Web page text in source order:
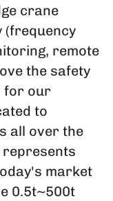
crane
(frequency
remote
the safety
for our
to
all over the
market
0.5t~500t